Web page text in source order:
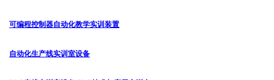
可编程控制器自动化教学实训装置
自动化生产线实训室设备